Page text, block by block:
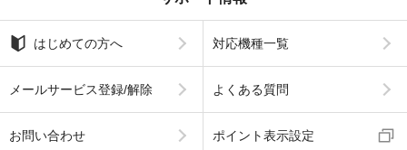
はじめての方へ 対応機種一覧
メールサービス登録/解除 よくある質問
お問い合わせ ポイント表示設定